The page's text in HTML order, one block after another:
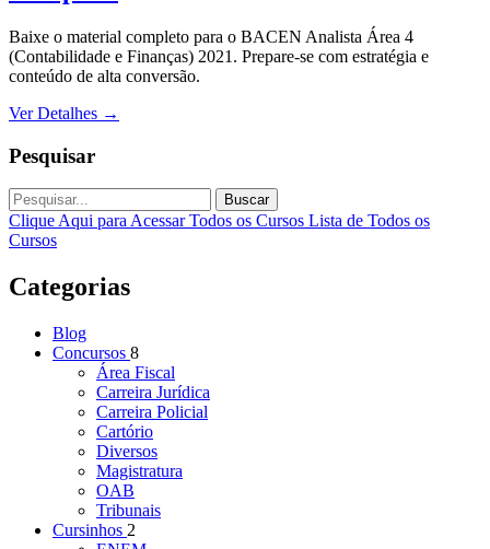
Baixe o material completo para o BACEN Analista Área 4
(Contabilidade e Finanças) 2021. Prepare-se com estratégia e
conteúdo de alta conversão.
Ver Detalhes →
Pesquisar
Buscar
Clique Aqui para Acessar Todos os Cursos Lista de Todos os
Cursos
Categorias
Blog
Concursos 8
Área Fiscal
Carreira Jurídica
Carreira Policial
Cartório
Diversos
Magistratura
OAB
Tribunais
Cursinhos 2